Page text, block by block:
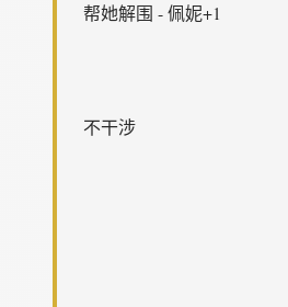
帮她解围 - 佩妮+1
不干涉